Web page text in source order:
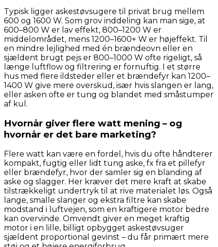
Typisk ligger askestøvsugere til privat brug mellem
600 og 1600 W. Som grov inddeling kan man sige, at
600–800 W er lav effekt, 800–1200 W er
middelområdet, mens 1200–1600+ W er højeffekt. Til
en mindre lejlighed med én brændeovn eller en
sjældent brugt pejs er 800–1000 W ofte rigeligt, så
længe luftflow og filtrering er fornuftig. I et større
hus med flere ildsteder eller et brændefyr kan 1200–
1400 W give mere overskud, især hvis slangen er lang,
eller asken ofte er tung og blandet med småstumper
af kul.
Hvornår giver flere watt mening – og
hvornår er det bare marketing?
Flere watt kan være en fordel, hvis du ofte håndterer
kompakt, fugtig eller lidt tung aske, fx fra et pillefyr
eller brændefyr, hvor der samler sig en blanding af
aske og slagger. Her kræver det mere kraft at skabe
tilstrækkeligt undertryk til at rive materialet løs. Også
lange, smalle slanger og ekstra filtre kan skabe
modstand i luftvejen, som en kraftigere motor bedre
kan overvinde. Omvendt giver en meget kraftig
motor i en lille, billigt opbygget askestøvsuger
sjældent proportional gevinst – du får primært mere